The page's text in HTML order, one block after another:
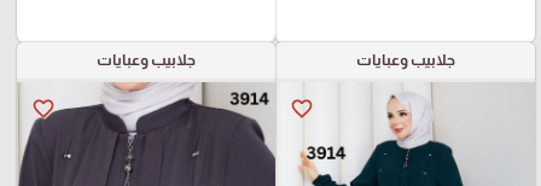
جلابيب وعبايات
favorite_border
جلابيب وعبايات
favorite_border